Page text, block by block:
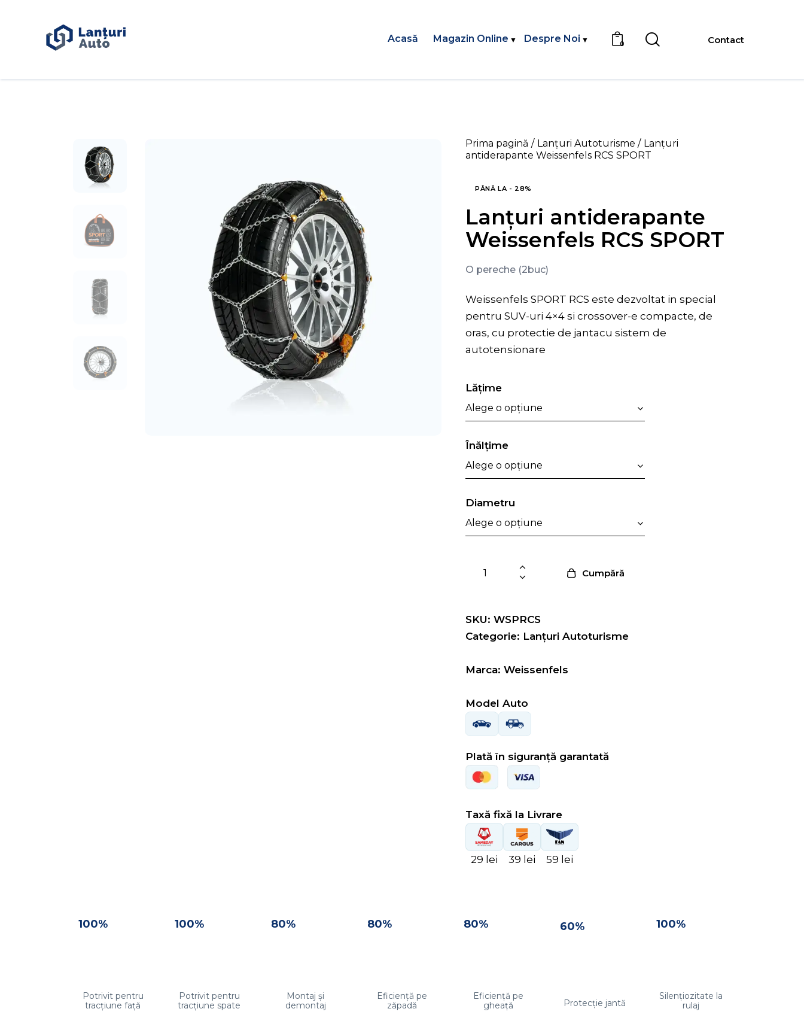
Acasă Magazin Online Despre Noi 0 Contact
Prima pagină Lanțuri Autoturisme
Lanțuri
antiderapante Weissenfels RCS SPORT
PÂNĂ LA- 28%
Lanțuri antiderapante
Weissenfels RCS SPORT
O pereche (2buc)
Weissenfels SPORT RCS este dezvoltat in special
pentru SUV-uri 4×4 si crossover-e compacte, de
oras, cu protectie de jantacu sistem de
autotensionare
Lăţime
Înălţime
Diametru
Cumpără
SKU: WSPRCS
Categorie: Lanțuri Autoturisme
Marca: Weissenfels
Model Auto
Plată în siguranță garantată
Taxă fixă la Livrare
29 lei 39 lei 59 lei
100%
Potrivit pentru
tracțiune față
100%
Potrivit pentru
tracțiune spate
80%
Montaj și
demontaj
80%
Eficiență pe
zăpadă
80%
Eficiență pe
gheață
60%
Protecție jantă
100%
Silențiozitate la
rulaj